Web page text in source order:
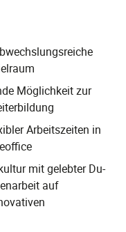
Möglichkeit zur
Arbeitszeiten in
mit gelebter Du-
auf